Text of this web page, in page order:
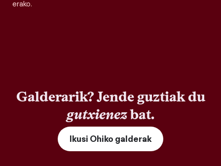
erako.
Galderarik? Jende guztiak du
gutxienezbat.
Ikusi Ohiko galderak